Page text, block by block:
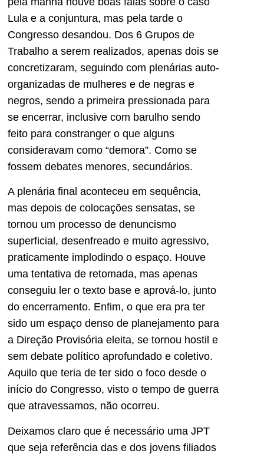
Lula e a conjuntura, mas pela tarde o
Congresso desandou. Dos 6 Grupos de
Trabalho a serem realizados, apenas dois se
concretizaram, seguindo com plenárias auto-
organizadas de mulheres e de negras e
negros, sendo a primeira pressionada para
se encerrar, inclusive com barulho sendo
feito para constranger o que alguns
consideravam como “demora”. Como se
fossem debates menores, secundários.
A plenária final aconteceu em sequência,
mas depois de colocações sensatas, se
tornou um processo de denuncismo
superficial, desenfreado e muito agressivo,
praticamente implodindo o espaço. Houve
uma tentativa de retomada, mas apenas
conseguiu ler o texto base e aprová-lo, junto
do encerramento. Enfim, o que era pra ter
sido um espaço denso de planejamento para
a Direção Provisória eleita, se tornou hostil e
sem debate político aprofundado e coletivo.
Aquilo que teria de ter sido o foco desde o
início do Congresso, visto o tempo de guerra
que atravessamos, não ocorreu.
Deixamos claro que é necessário uma JPT
que seja referência das e dos jovens filiados